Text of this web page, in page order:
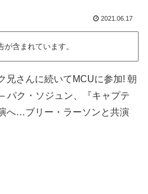
2021.06.17
が含まれています。
兄さんに続いてMCUに参加! 朝
パク・ソジュン、『キャプテ
へ…ブリー・ラーソンと共演